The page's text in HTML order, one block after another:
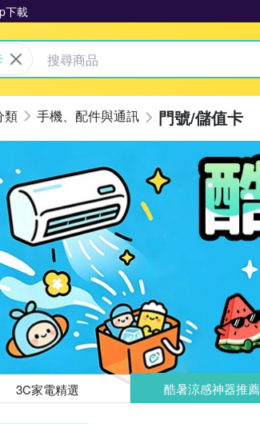
下載
手機、配件與通訊 門號/儲值卡
3C家電精選 酷暑涼感神器推薦